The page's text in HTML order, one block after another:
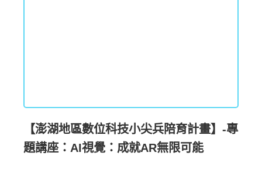
【澎湖地區數位科技小尖兵陪育計畫】-專
題講座：AI視覺：成就AR無限可能